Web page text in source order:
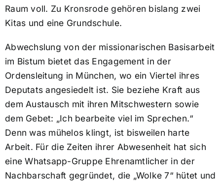
Raum voll. Zu Kronsrode gehören bislang zwei
Kitas und eine Grundschule.
Abwechslung von der missionarischen Basisarbeit
im Bistum bietet das Engagement in der
Ordensleitung in München, wo ein Viertel ihres
Deputats angesiedelt ist. Sie beziehe Kraft aus
dem Austausch mit ihren Mitschwestern sowie
dem Gebet: „Ich bearbeite viel im Sprechen.“
Denn was mühelos klingt, ist bisweilen harte
Arbeit. Für die Zeiten ihrer Abwesenheit hat sich
eine Whatsapp-Gruppe Ehrenamtlicher in der
Nachbarschaft gegründet, die „Wolke 7“ hütet und